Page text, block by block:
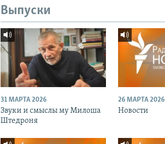
Выпуски
31 МАРТА 2026
Звуки и смыслы му Милоша
Штедроня
26 МАРТА 2026
Новости